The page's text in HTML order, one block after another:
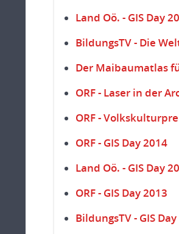
Land Oö. - GIS Day
BildungsTV - Die
Der Maibaumatlas
ORF - Laser in der
ORF -
ORF - GIS Day 2014
Land Oö. - GIS Day
ORF - GIS Day 2013
BildungsTV - GIS